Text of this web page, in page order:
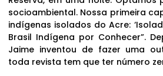
socioambiental. Nossa primeira
indígenas isolados do Acre:
Brasil Indígena por Conhecer”.
Jaime inventou de fazer uma
toda revista tem que ter número